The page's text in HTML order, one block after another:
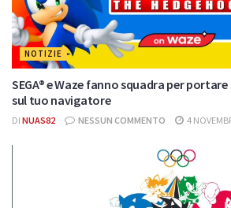
NOTIZIE
SEGA® e Waze fanno squadra per
sul tuo navigatore
DI NUAS82 NESSUN COMMENTO 4